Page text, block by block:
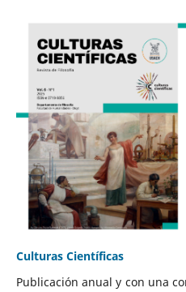
Culturas Científicas
Publicación anual y con una